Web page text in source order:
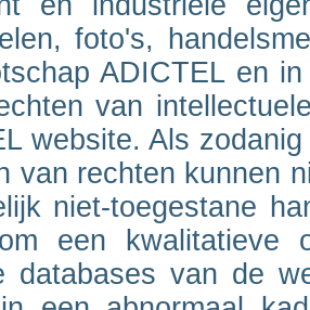
foto's,
ADICTEL en
van
website. Als
van rechten kunnen
niet-toegestane
een
databases van de